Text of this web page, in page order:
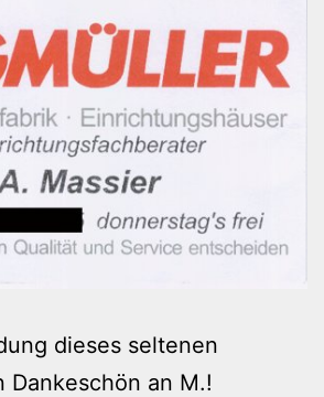
dieses seltenen
Dankeschön an M.!